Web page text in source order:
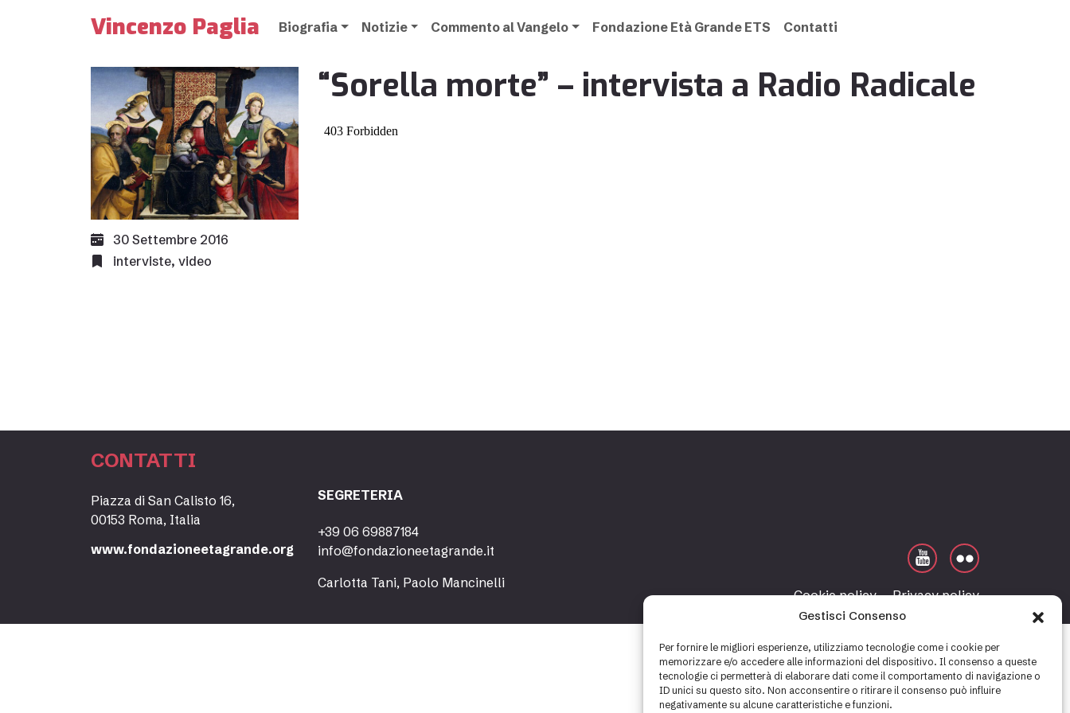
Gestisci Consenso
Per fornire le migliori esperienze, utilizziamo tecnologie come i cookie per
memorizzare e/o accedere alle informazioni del dispositivo. Il consenso a queste
tecnologie ci permetterà di elaborare dati come il comportamento di navigazione o
ID unici su questo sito. Non acconsentire o ritirare il consenso può influire
negativamente su alcune caratteristiche e funzioni.
Vincenzo Paglia Biografia Notizie Commento al Vangelo Fondazione Età Grande ETS Contatti
30 Settembre 2016
interviste, video
“Sorella morte” – intervista a Radio Radicale
CONTATTI
Piazza di San Calisto 16,
00153 Roma, Italia
www.fondazioneetagrande.org
SEGRETERIA
+39 06 69887184
info@fondazioneetagrande.it
Carlotta Tani, Paolo Mancinelli
Cookie policy
Privacy policy